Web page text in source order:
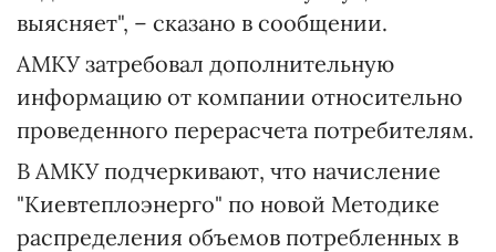
выясняет", – сказано в сообщении.
АМКУ затребовал дополнительную
информацию от компании относительно
проведенного перерасчета потребителям.
В АМКУ подчеркивают, что начисление
"Киевтеплоэнерго" по новой Методике
распределения объемов потребленных в